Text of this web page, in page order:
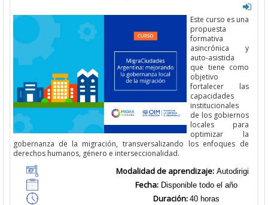
Este curso es una
propuesta
formativa
asincrónica y
auto-asistida
que tiene como
objetivo
fortalecer las
capacidades
institucionales
de los gobiernos
locales para
optimizar la
gobernanza de la migración, transversalizando los enfoques de
derechos humanos, género e interseccionalidad.
Modalidad de aprendizaje:Autodirigido
Fecha: Disponible todo el año
Duración: 40 horas